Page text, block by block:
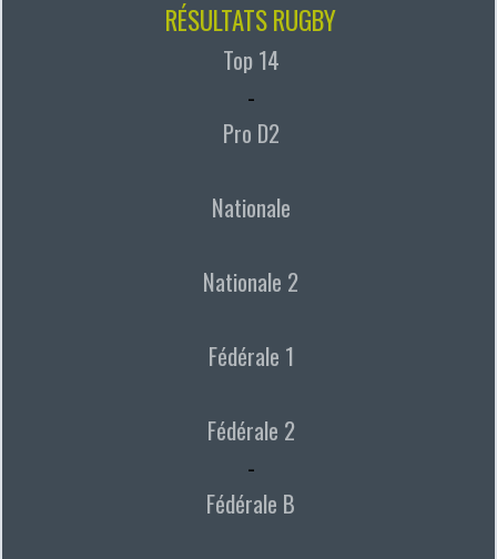
RÉSULTATS RUGBY
Top 14
-
Pro D2
Nationale
Nationale 2
Fédérale 1
Fédérale 2
-
Fédérale B